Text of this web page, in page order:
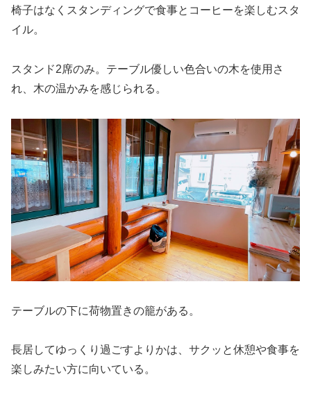
椅子はなくスタンディングで食事とコーヒーを楽しむスタ
イル。
スタンド2席のみ。テーブル優しい色合いの木を使用さ
れ、木の温かみを感じられる。
テーブルの下に荷物置きの籠がある。
長居してゆっくり過ごすよりかは、サクッと休憩や食事を
楽しみたい方に向いている。